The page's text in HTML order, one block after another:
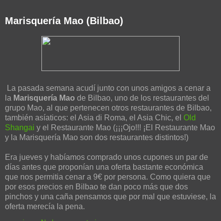
Marisquería Mao (Bilbao)
La pasada semana acudí junto con unos amigos a cenar a
la Marisquería Mao de Bilbao, uno de los restaurantes del
grupo Mao, al que pertenecen otros restaurantes de Bilbao,
también asíaticos: el Asia di Roma, el Asia Chic, el Old
Shangai y el Restaurante Mao (¡¡¡Ojo!!! ¡El Restaurante Mao
y la Marisquería Mao son dos restaurantes distintos!)
Era jueves y habíamos comprado unos cupones un par de
días antes que proponían una oferta bastante económica
que nos permitia cenar a 9€ por persona. Como quiera que
por esos precios en Bilbao te dan poco más que dos
pinchos y una caña pensamos que por mal que estuviese, la
oferta merecía la pena.